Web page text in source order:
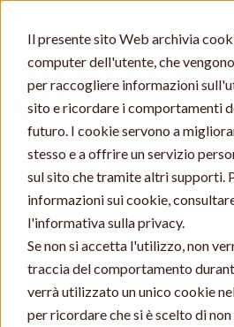
Il presente sito Web archivia
computer dell'utente, che
per raccogliere informazioni
sito e ricordare i comportamenti
futuro. I cookie servono a
stesso e a offrire un servizio
sul sito che tramite altri supporti.
informazioni sui cookie,
l'informativa sulla privacy.
Se non si accetta l'utilizzo, non
traccia del comportamento
verrà utilizzato un unico cookie
per ricordare che si è scelto di
EN
Officina
Cerca
0
0,00 €